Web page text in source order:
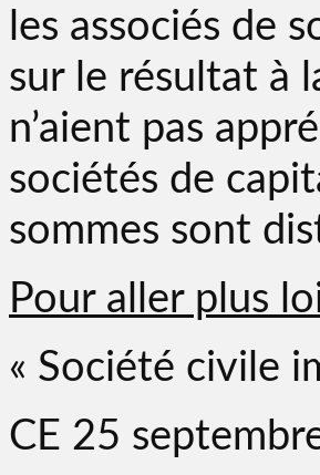
les associés de
sur le résultat à
n’aient pas
sociétés de
sommes sont
Pour aller plus
« Société civile
CE 25